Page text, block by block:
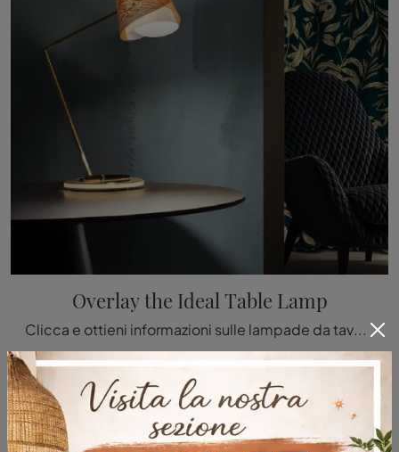
Overlay the Ideal Table Lamp
Clicca e ottieni informazioni sulle lampade da tavolo di Slamp: il modello Overlay the Ideal Table Lamp in metallo ti aspetta!